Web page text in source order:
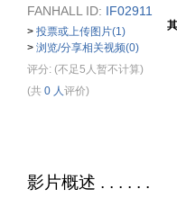
FANHALL ID: IF02911
> 投票或上传图片(1)
> 浏览/分享相关视频(0)
评分: (不足5人暂不计算)
(共 0 人评价)
影片概述 . . . . . .